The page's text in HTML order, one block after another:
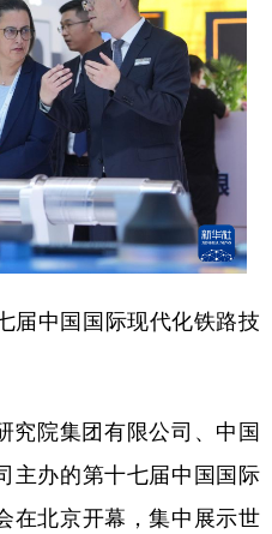
中国国际现代化铁路技
院集团有限公司、中国
主办的第十七届中国国际
在北京开幕，集中展示世